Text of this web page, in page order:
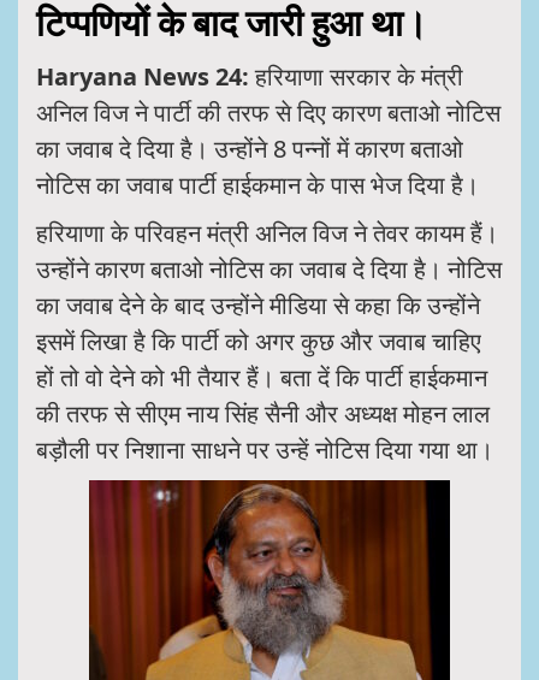
टिप्पणियों के बाद जारी हुआ था।
Haryana News 24:हरियाणा सरकार के मंत्री
अनिल विज ने पार्टी की तरफ से दिए कारण बताओ नोटिस
का जवाब दे दिया है। उन्होंने 8 पन्नों में कारण बताओ
नोटिस का जवाब पार्टी हाईकमान के पास भेज दिया है।
हरियाणा के परिवहन मंत्री अनिल विज ने तेवर कायम हैं।
उन्होंने कारण बताओ नोटिस का जवाब दे दिया है। नोटिस
का जवाब देने के बाद उन्होंने मीडिया से कहा कि उन्होंने
इसमें लिखा है कि पार्टी को अगर कुछ और जवाब चाहिए
हों तो वो देने को भी तैयार हैं। बता दें कि पार्टी हाईकमान
की तरफ से सीएम नाय सिंह सैनी और अध्यक्ष मोहन लाल
बड़ौली पर निशाना साधने पर उन्हें नोटिस दिया गया था।